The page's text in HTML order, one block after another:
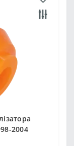
2004